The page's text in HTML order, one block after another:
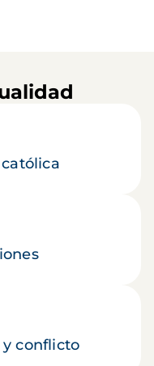
y conflicto